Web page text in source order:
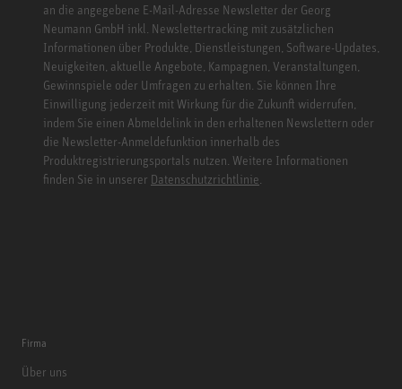
an die angegebene E-Mail-Adresse Newsletter der Georg
Neumann GmbH inkl. Newslettertracking mit zusätzlichen
Informationen über Produkte, Dienstleistungen, Software-Updates,
Neuigkeiten, aktuelle Angebote, Kampagnen, Veranstaltungen,
Gewinnspiele oder Umfragen zu erhalten. Sie können Ihre
Einwilligung jederzeit mit Wirkung für die Zukunft widerrufen,
indem Sie einen Abmeldelink in den erhaltenen Newslettern oder
die Newsletter-Anmeldefunktion innerhalb des
Produktregistrierungsportals nutzen. Weitere Informationen
finden Sie in unserer Datenschutzrichtlinie
Firma
Über uns